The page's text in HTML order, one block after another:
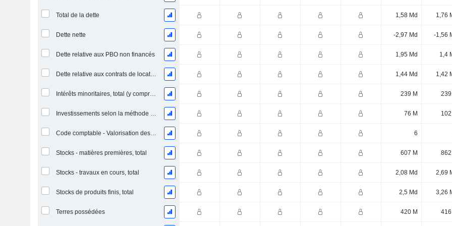
Total de la dette 1,58 Md 1,76
Dette nette -2,97 Md -1,56
Dette relative aux PBO non financés 1,95 Md 1,4
Dette relative aux contrats de location 1,44 Md 1,42
Intérêts minoritaires, total (y compris la division financière) 239 M 239
Investissements selon la méthode de la mise en équivalence, total 76 M 102
Code comptable - Valorisation des stocks 6
Stocks - matières premières, total 607 M 862
Stocks - travaux en cours, total 2,08 Md 2,69
Stocks de produits finis, total 2,5 Md 3,26
Terres possédées 420 M 416